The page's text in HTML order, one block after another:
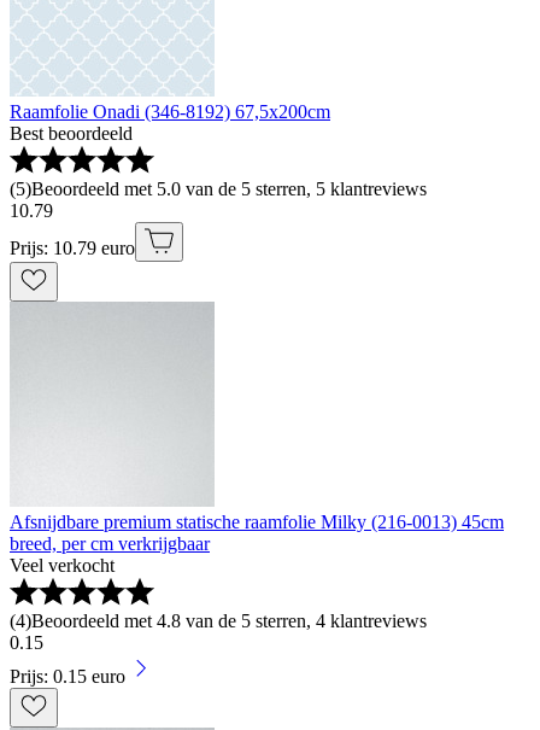
Raamfolie Onadi (346-8192) 67,5x200cm
Best beoordeeld
(5)Beoordeeld met 5.0 van de 5 sterren, 5 klantreviews
10.79
Prijs: 10.79 euro
Afsnijdbare premium statische raamfolie Milky (216-0013) 45cm
breed, per cm verkrijgbaar
Veel verkocht
(4)Beoordeeld met 4.8 van de 5 sterren, 4 klantreviews
0.15
Prijs: 0.15 euro